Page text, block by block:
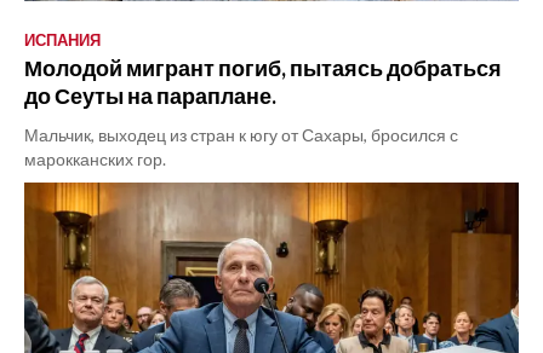
ИСПАНИЯ
Молодой мигрант погиб, пытаясь добраться
до Сеуты на параплане.
Мальчик, выходец из стран к югу от Сахары, бросился с
марокканских гор.